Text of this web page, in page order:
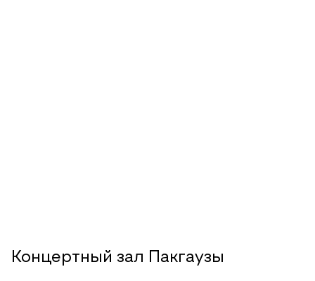
Концертный зал Пакгаузы